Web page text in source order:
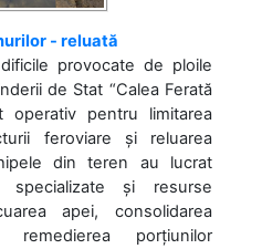
- reluată
provocate de ploile
de Stat “Calea Ferată
operativ pentru limitarea
feroviare și reluarea
din teren au lucrat
specializate și resurse
apei, consolidarea
porțiunilor